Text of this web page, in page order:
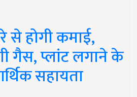
होगी कमाई,
गैस, प्लांट लगाने के
सहायता